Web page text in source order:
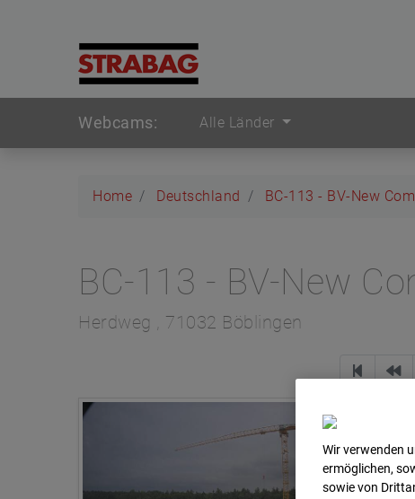
Webcams: Alle Länder
Home Deutschland BC-113 - BV-New
BC-113 - BV-New
Herdweg , 71032 Böblingen
Wir verwenden
ermöglichen,
sowie von